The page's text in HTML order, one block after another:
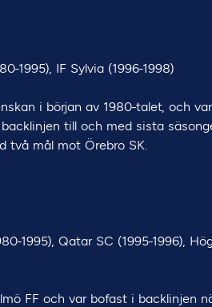
1995), IF Sylvia (1996-1998)
i början av 1980-talet, och
till och med sista
två mål mot Örebro SK.
1995), Qatar SC (1995-1996),
FF och var bofast i backlinjen